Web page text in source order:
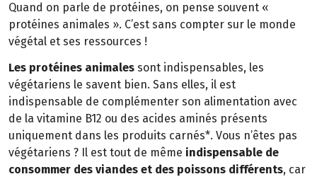
Quand on parle de protéines, on pense souvent «
protéines animales ». C’est sans compter sur le monde
végétal et ses ressources !
Les protéines animales sont indispensables, les
végétariens le savent bien. Sans elles, il est
indispensable de complémenter son alimentation avec
de la vitamine B12 ou des acides aminés présents
uniquement dans les produits carnés*. Vous n’êtes pas
végétariens ? Il est tout de même indispensable de
consommer des viandes et des poissons différents, car